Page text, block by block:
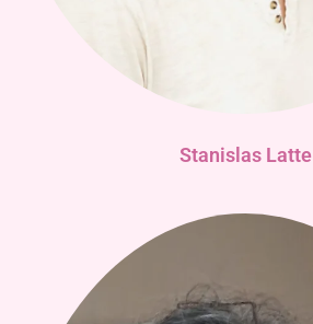
Stanislas Latte